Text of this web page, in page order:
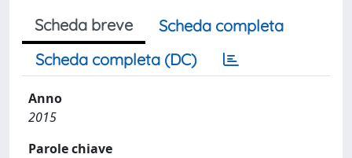
Scheda breve
Scheda completa
Scheda completa (DC)
Anno
2015
Parole chiave